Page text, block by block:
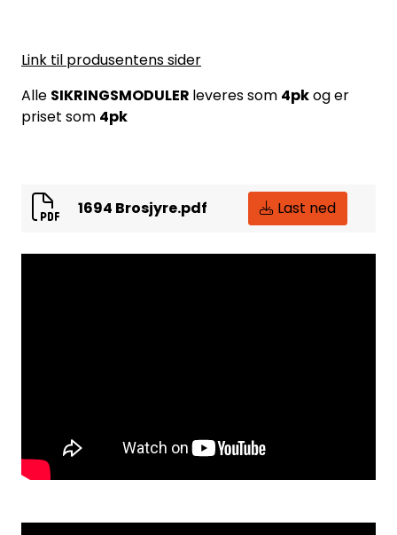
Link til produsentens sider
Alle SIKRINGSMODULER leveres som 4pkog er
priset som 4pk
1694 Brosjyre.pdf Last ned